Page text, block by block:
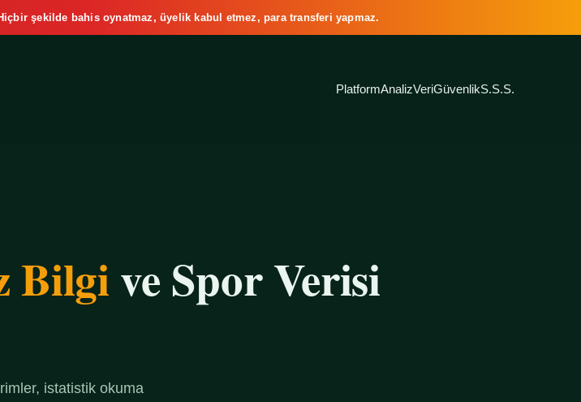
şekilde bahis oynatmaz, üyelik kabul etmez, para transferi yapmaz.
PlatformAnalizVeriGüvenlikS.S.S.
Bilgive Spor Verisi
istatistik okuma